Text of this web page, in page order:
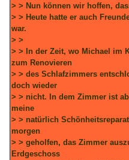
> > Nun können wir hoffen,
> > Heute hatte er auch
war.
> >
> > In der Zeit, wo Michael im
zum Renovieren
> > des Schlafzimmers
doch wieder
> > nicht. In dem Zimmer ist
meine
> > natürlich
morgen
> > geholfen, das Zimmer
Erdgeschoss